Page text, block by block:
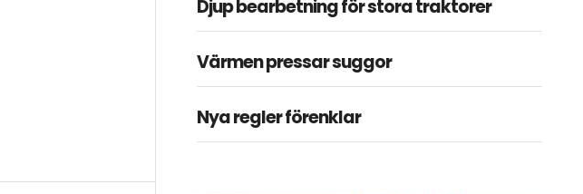
Djup bearbetning för stora traktorer
Värmen pressar suggor
Nya regler förenklar